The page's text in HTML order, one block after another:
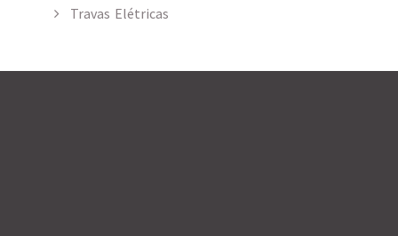
Travas Elétricas